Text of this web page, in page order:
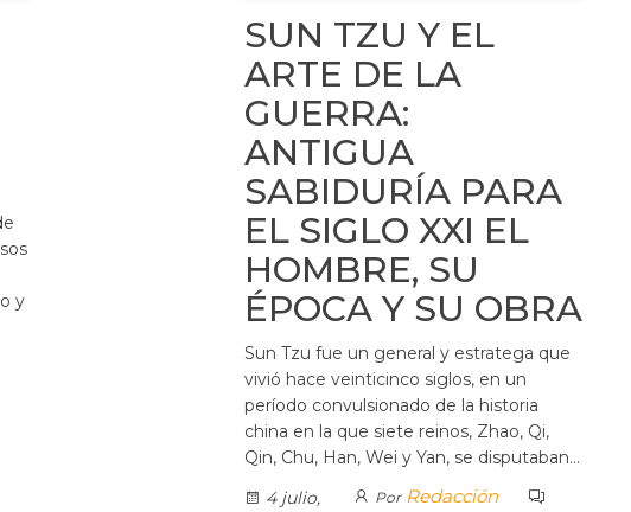
y
SUN TZU Y EL
ARTE DE LA
GUERRA:
ANTIGUA
SABIDURÍA PARA
EL SIGLO XXI EL
HOMBRE, SU
ÉPOCA Y SU OBRA
Sun Tzu fue un general y estratega que
vivió hace veinticinco siglos, en un
período convulsionado de la historia
china en la que siete reinos, Zhao, Qi,
Qin, Chu, Han, Wei y Yan, se disputaban…
4 julio,
Por Redacción